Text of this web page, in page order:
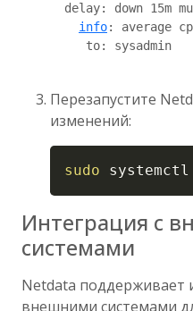
delay: down 15m
info: average
     to: sysadmin
Перезапустите
изменений:
sudo
Интеграция с
системами
Netdata поддерживает
внешними системами